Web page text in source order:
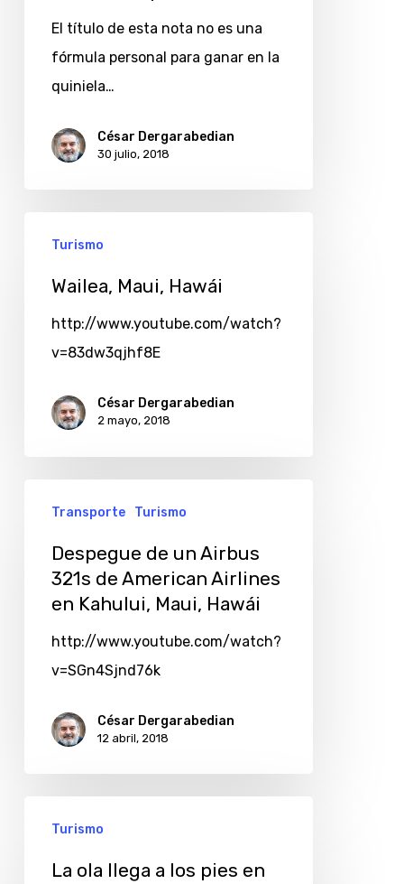
El título de esta nota no es una
fórmula personal para ganar en la
quiniela…
César Dergarabedian
30 julio, 2018
Turismo
Wailea, Maui, Hawái
http://www.youtube.com/watch?
v=83dw3qjhf8E
César Dergarabedian
2 mayo, 2018
Transporte Turismo
Despegue de un Airbus
321s de American Airlines
en Kahului, Maui, Hawái
http://www.youtube.com/watch?
v=SGn4Sjnd76k
César Dergarabedian
12 abril, 2018
Turismo
La ola llega a los pies en